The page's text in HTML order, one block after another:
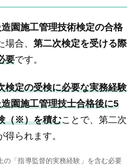
園施工管理技術検定の合格
合、 第二次検定を受ける際
要です。
検定の受検に必要な実務経験
園施工管理技士合格後に5
（※）を積むことで、第二次
られます。
「指導監督的実務経験」を含む必要